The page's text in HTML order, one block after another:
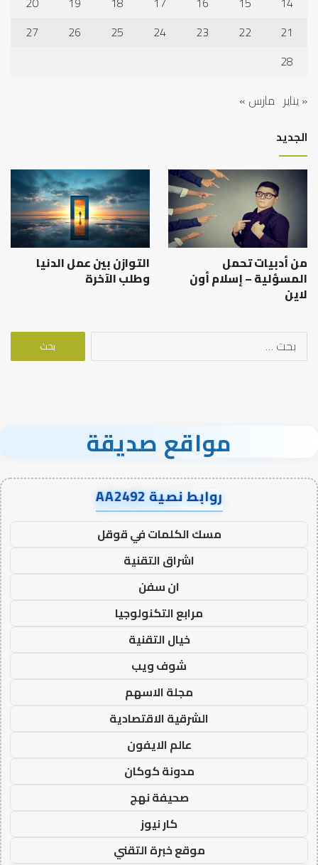
21
22
23
24
25
26
27
28
« يناير مارس »
الجديد
من أدبيات تحمل
المسؤلية – إسلام أون
لاين
التوازن بين عمل الدنيا
وطلب الآخرة
البحث
مواقع صديقة
روابط نصية AA2492
مسك الكلمات في قوقل
اشراق التقنية
ان سفن
مرابع التكنولوجيا
خيال التقنية
شوف ويب
مجلة الاسهم
الشرقية الاقتصادية
عالم الايفون
مدونة كوكان
صحيفة نهج
كار نيوز
موقع خبرة التقني